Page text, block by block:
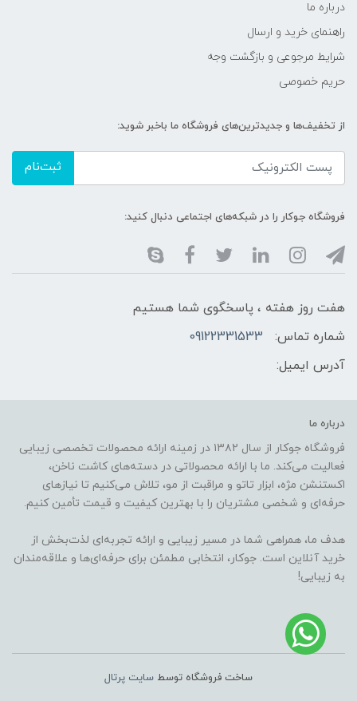
درباره ما
راهنمای خرید و ارسال
شرایط مرجوعی و بازگشت وجه
حریم خصوصی
از تخفیف‌ها و جدیدترین‌های فروشگاه ما باخبر شوید:
ثبت‌نام
فروشگاه جوکار را در شبکه‌های اجتماعی دنبال کنید:
هفت روز هفته ، پاسخگوی شما هستیم
شماره تماس:
09122331533
آدرس ایمیل:
درباره ما
فروشگاه جوکار از سال ۱۳۸۲ در زمینه ارائه محصولات تخصصی زیبایی
فعالیت می‌کند. ما با ارائه محصولاتی در دسته‌های کاشت ناخن،
اکستنشن مژه، ابزار تاتو و مراقبت از مو، تلاش می‌کنیم تا نیازهای
حرفه‌ای و شخصی مشتریان را با بهترین کیفیت و قیمت تأمین کنیم.
هدف ما، همراهی شما در مسیر زیبایی و ارائه تجربه‌ای لذت‌بخش از
خرید آنلاین است. جوکار، انتخابی مطمئن برای حرفه‌ای‌ها و علاقه‌مندان
به زیبایی!
ساخت فروشگاه توسط سایت پرتال